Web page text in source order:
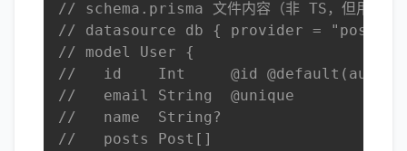
// schema.prisma 文件内容（非 TS，但用 TS
// datasource db { provider =
// model User {
//   id    Int     @id
//   email String  @unique
//   name  String?
//   posts Post[]